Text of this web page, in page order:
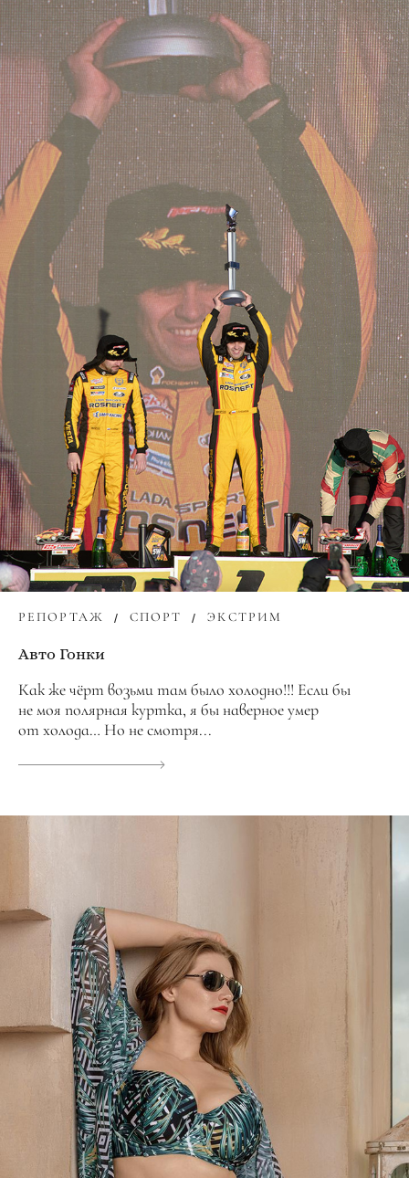
РЕПОРТАЖ СПОРТ ЭКСТРИМ
Авто Гонки
Как же чёрт возьми там было холодно!!! Если бы
не моя полярная куртка, я бы наверное умер
от холода… Но не смотря...